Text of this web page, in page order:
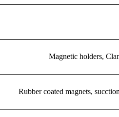
Magnetic holders,
Rubber coated magnets,